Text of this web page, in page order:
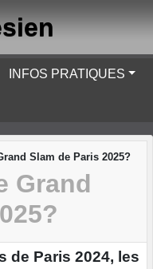
INFOS PRATIQUES
Slam de Paris 2025?
Grand
de Paris 2024, les